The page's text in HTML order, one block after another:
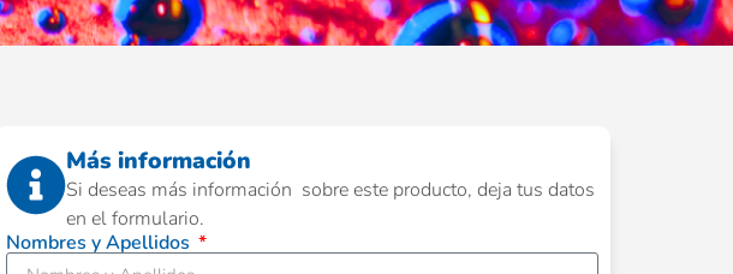
Más información
Si deseas más información sobre este producto, deja tus datos
en el formulario.
Nombres y Apellidos